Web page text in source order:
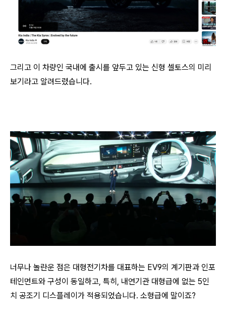
그리고 이 차량인 국내에 출시를 앞두고 있는 신형 셀토스의 미리
보기라고 알려드렸습니다.
너무나 놀란운 점은 대형전기차를 대표하는 EV9의 계기판과 인포
테인먼트와 구성이 동일하고, 특히, 내연기관 대형급에 없는 5인
치 공조기 디스플레이가 적용되었습니다. 소형급에 말이죠?